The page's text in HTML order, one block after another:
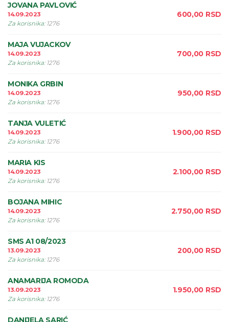
JOVANA PAVLOVIĆ
14.09.2023
Za korisnika: 1276
600,00 RSD
MAJA VUJACKOV
14.09.2023
Za korisnika: 1276
700,00 RSD
MONIKA GRBIN
14.09.2023
Za korisnika: 1276
950,00 RSD
TANJA VULETIĆ
14.09.2023
Za korisnika: 1276
1.900,00 RSD
MARIA KIS
14.09.2023
Za korisnika: 1276
2.100,00 RSD
BOJANA MIHIC
14.09.2023
Za korisnika: 1276
2.750,00 RSD
SMS A1 08/2023
13.09.2023
Za korisnika: 1276
200,00 RSD
ANAMARIJA ROMODA
13.09.2023
Za korisnika: 1276
1.950,00 RSD
DANIJELA SARIĆ